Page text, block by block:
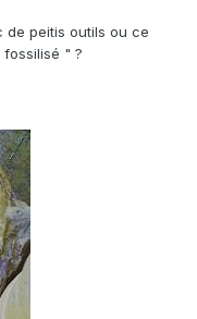
peitis outils ou ce
" ?